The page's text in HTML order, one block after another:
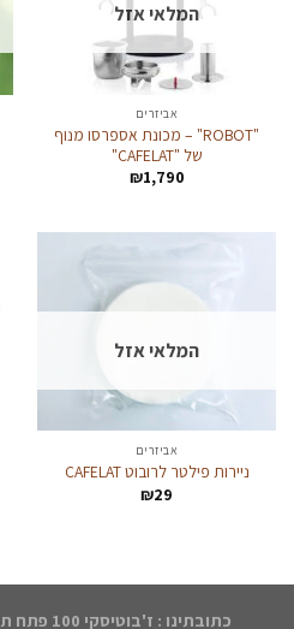
המלאי אזל
אביזרים
"ROBOT" – מכונת אספרסו מנוף
של "CAFELAT"
₪1,790
המלאי אזל
אביזרים
ניירות פילטר לרובוט CAFELAT
₪29
כתובתינו : ז'בוטיסקי 100 פתח תקווה | נייד: 050-8552768